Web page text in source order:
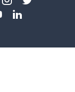
instagram
twitter